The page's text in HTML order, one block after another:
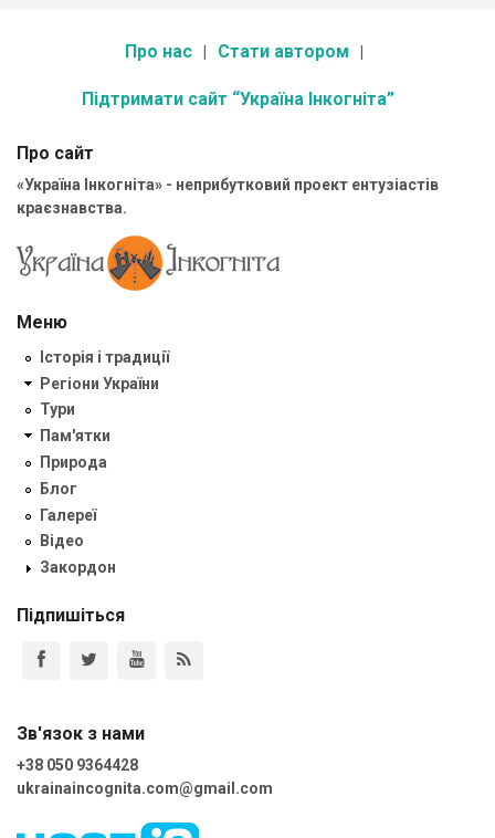
Про нас Стати автором
Підтримати сайт “Україна Інкогніта”
Про сайт
«Україна Інкогніта» - неприбутковий проект ентузіастів
краєзнавства.
Меню
Історія і традиції
Регіони України
Тури
Пам'ятки
Природа
Блог
Галереї
Відео
Закордон
Підпишіться
Зв'язок з нами
+38 050 9364428
ukrainaincognita.com@gmail.com